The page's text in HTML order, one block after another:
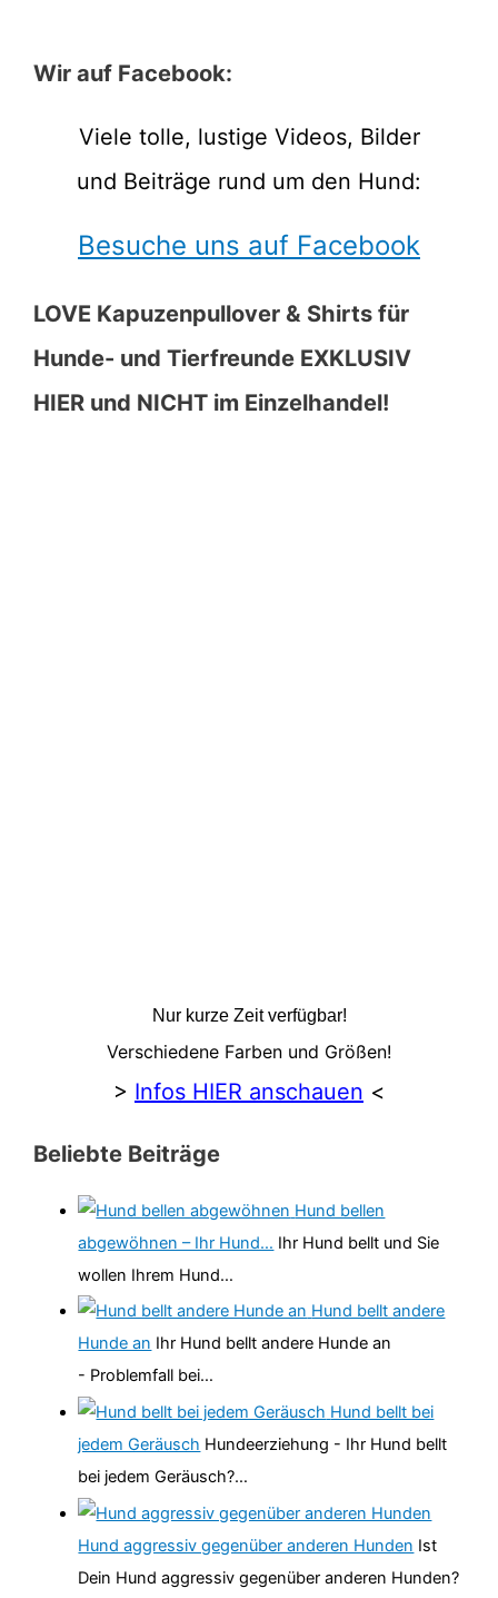
Wir auf Facebook:
Viele tolle, lustige Videos, Bilder
und Beiträge rund um den Hund:
Besuche uns auf Facebook
LOVE Kapuzenpullover & Shirts für
Hunde- und Tierfreunde EXKLUSIV
HIER und NICHT im Einzelhandel!
Nur kurze Zeit verfügbar!
Verschiedene Farben und Größen!
> Infos HIER anschauen <
Beliebte Beiträge
Hund bellen
abgewöhnen – Ihr Hund… Ihr Hund bellt und Sie
wollen Ihrem Hund…
Hund bellt andere
Hunde an Ihr Hund bellt andere Hunde an
- Problemfall bei…
Hund bellt bei
jedem Geräusch Hundeerziehung - Ihr Hund bellt
bei jedem Geräusch?…
Hund aggressiv gegenüber anderen Hunden Ist
Dein Hund aggressiv gegenüber anderen Hunden?